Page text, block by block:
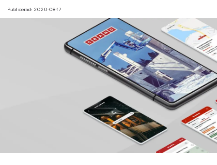
Publicerad: 2020-08-17